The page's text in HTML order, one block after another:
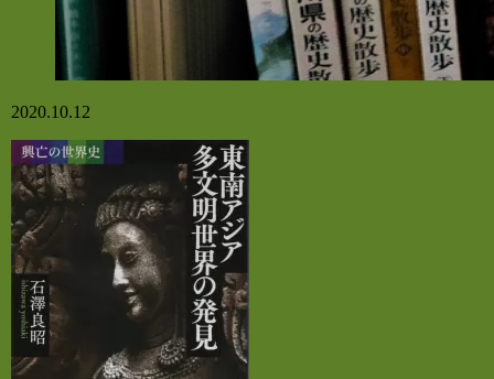
2020.10.12